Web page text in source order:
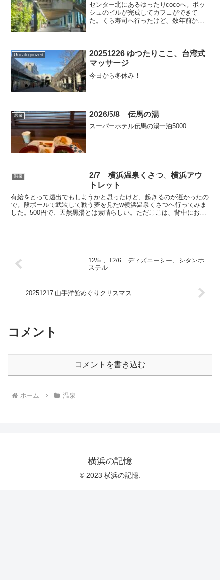
センター北にあるゆったりcocoへ。ボッ
シュのビルが完成してカフェができて
た。くら寿司へ行ったけど、数年前から
そんなに経費削減す...
Uncategorized
20251226 ゆつたりここ、台湾式
マッサージ
今日から冬休み！
温泉 2026/5/8 伝馬の湯
スーパーホテル伝馬の湯一泊5000
温泉
2/7 横浜温泉くさつ、横浜アウ
トレット
有給をとって遠出でもしようかと思ったけど、起きるのが遅かったの
で。段ボールで武装して戦う夢を見たw横浜温泉くさつへ行ってみま
した。500円で、天然黒湯とは素晴らしい。ただここは、背中にお絵
12/5 、12/6 ディズニーシー、シタンホ
ステル
20251217 山手洋館めぐりクリスマス
コメント
コメントを書き込む
ホーム 温泉
横浜の記憶
© 2023 横浜の記憶.